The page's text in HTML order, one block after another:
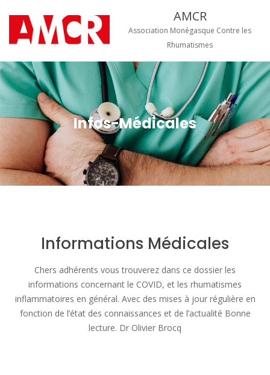
contenu
AMCR
Association Monégasque Contre les
Rhumatismes
pour
Infos-Médicales
Informations Médicales
Chers adhérents vous trouverez dans ce dossier les
informations concernant le COVID, et les rhumatismes
inflammatoires en général. Avec des mises à jour régulière en
fonction de l’état des connaissances et de l’actualité Bonne
lecture. Dr Olivier Brocq